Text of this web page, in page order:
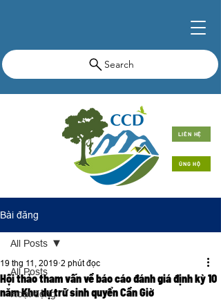
Search
LIÊN HỆ
ỦNG HỘ
Bài đăng
All Posts
Hoạt động
All Posts
Hội thảo tham vấn về báo cáo đánh giá định kỳ 10
năm Khu dự trữ sinh quyển Cần Giờ
19 thg 11, 2019 2 phút đọc